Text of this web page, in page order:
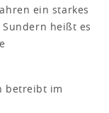
ein starkes
heißt es
betreibt im